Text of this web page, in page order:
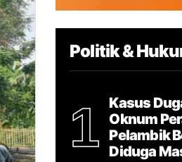
Politik &
1
Kasus
Oknum
Pelambik
Diduga